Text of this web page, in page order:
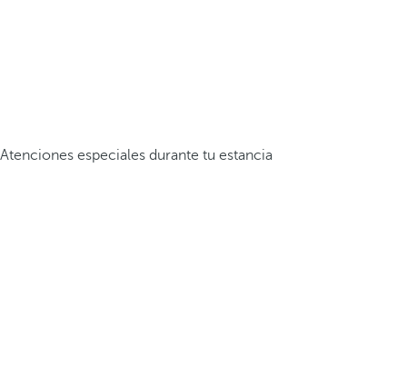
Atenciones especiales durante tu estancia